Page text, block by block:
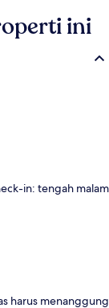
ini
in: tengah malam
harus menanggung